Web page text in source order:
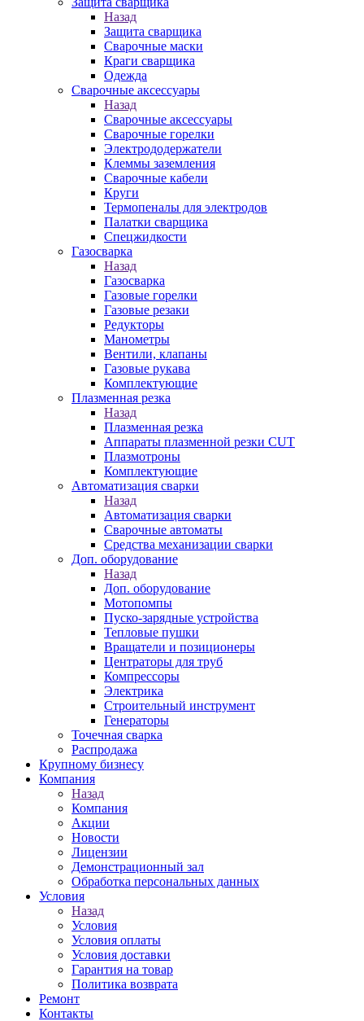
Назад
Защита сварщика
Сварочные маски
Краги сварщика
Одежда
Сварочные аксессуары
Назад
Сварочные аксессуары
Сварочные горелки
Электрододержатели
Клеммы заземления
Сварочные кабели
Круги
Термопеналы для электродов
Палатки сварщика
Спецжидкости
Газосварка
Назад
Газосварка
Газовые горелки
Газовые резаки
Редукторы
Манометры
Вентили, клапаны
Газовые рукава
Комплектующие
Плазменная резка
Назад
Плазменная резка
Аппараты плазменной резки CUT
Плазмотроны
Комплектующие
Автоматизация сварки
Назад
Автоматизация сварки
Сварочные автоматы
Средства механизации сварки
Доп. оборудование
Назад
Доп. оборудование
Мотопомпы
Пуско-зарядные устройства
Тепловые пушки
Вращатели и позиционеры
Центраторы для труб
Компрессоры
Электрика
Строительный инструмент
Генераторы
Точечная сварка
Распродажа
Крупному бизнесу
Компания
Назад
Компания
Акции
Новости
Лицензии
Демонстрационный зал
Обработка персональных данных
Условия
Назад
Условия
Условия оплаты
Условия доставки
Гарантия на товар
Политика возврата
Ремонт
Контакты